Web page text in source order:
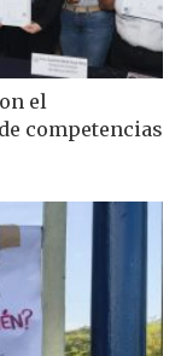
el
competencias